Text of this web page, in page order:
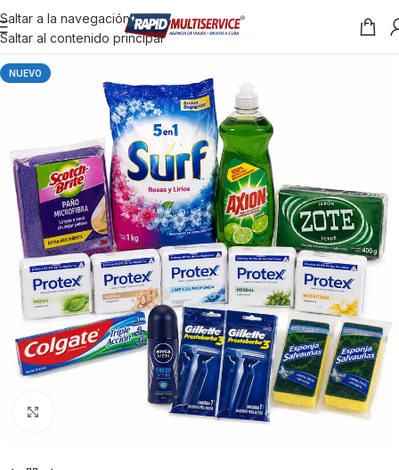
Saltar a la navegación
Saltar al contenido principal
NUEVO
Haga clic para ampliar